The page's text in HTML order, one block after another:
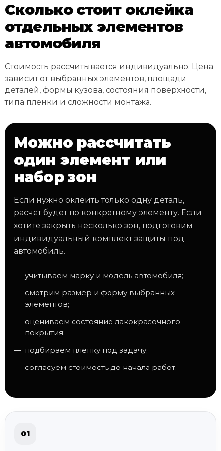
Сколько стоит оклейка
отдельных элементов
автомобиля
Стоимость рассчитывается индивидуально. Цена
зависит от выбранных элементов, площади
деталей, формы кузова, состояния поверхности,
типа пленки и сложности монтажа.
Можно рассчитать
один элемент или
набор зон
Если нужно оклеить только одну деталь,
расчет будет по конкретному элементу. Если
хотите закрыть несколько зон, подготовим
индивидуальный комплект защиты под
автомобиль.
учитываем марку и модель автомобиля;
смотрим размер и форму выбранных
элементов;
оцениваем состояние лакокрасочного
покрытия;
подбираем пленку под задачу;
согласуем стоимость до начала работ.
01